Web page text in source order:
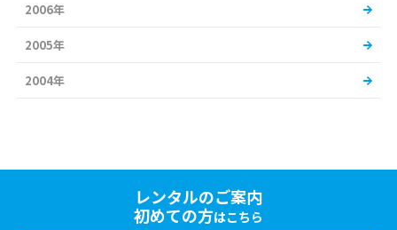
2006年
2005年
2004年
レンタルのご案内
初めての方はこちら